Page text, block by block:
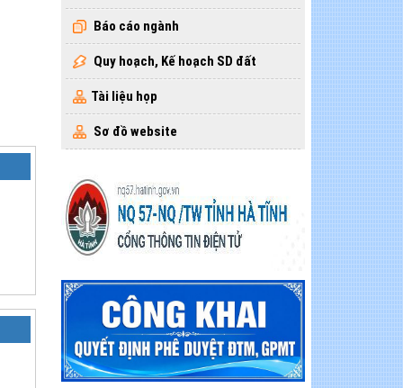
Báo cáo ngành
Quy hoạch, Kế hoạch SD đất
Tài liệu họp
Sơ đồ website